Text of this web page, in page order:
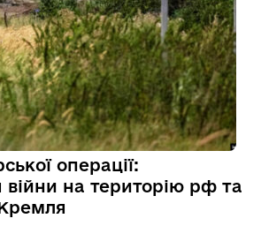
операції:
війни на територію рф та